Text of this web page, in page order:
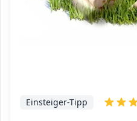
Einsteiger-Tipp